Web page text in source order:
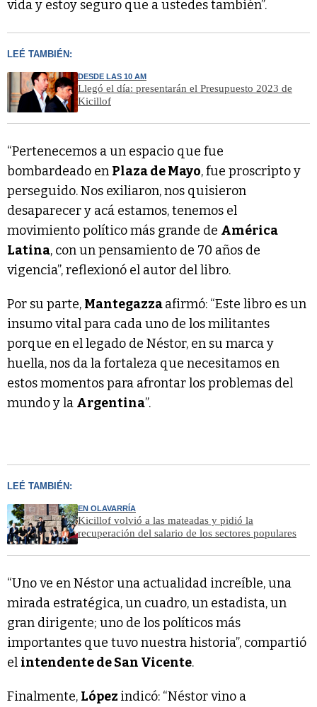
vida y estoy seguro que a ustedes también”.
LEÉ TAMBIÉN:
DESDE LAS 10 AM
Llegó el día: presentarán el Presupuesto 2023 de
Kicillof
“Pertenecemos a un espacio que fue
bombardeado en Plaza de Mayo, fue proscripto y
perseguido. Nos exiliaron, nos quisieron
desaparecer y acá estamos, tenemos el
movimiento político más grande de América
Latina, con un pensamiento de 70 años de
vigencia”, reflexionó el autor del libro.
Por su parte, Mantegazzaafirmó: “Este libro es un
insumo vital para cada uno de los militantes
porque en el legado de Néstor, en su marca y
huella, nos da la fortaleza que necesitamos en
estos momentos para afrontar los problemas del
mundo y la Argentina”.
LEÉ TAMBIÉN:
EN OLAVARRÍA
Kicillof volvió a las mateadas y pidió la
recuperación del salario de los sectores populares
“Uno ve en Néstor una actualidad increíble, una
mirada estratégica, un cuadro, un estadista, un
gran dirigente; uno de los políticos más
importantes que tuvo nuestra historia”, compartió
el intendente de San Vicente.
Finalmente, López indicó: “Néstor vino a